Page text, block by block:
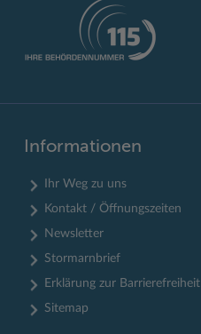
Informationen
Ihr Weg zu uns
Kontakt / Öffnungszeiten
Newsletter
Stormarnbrief
Erklärung zur Barrierefreiheit
Sitemap